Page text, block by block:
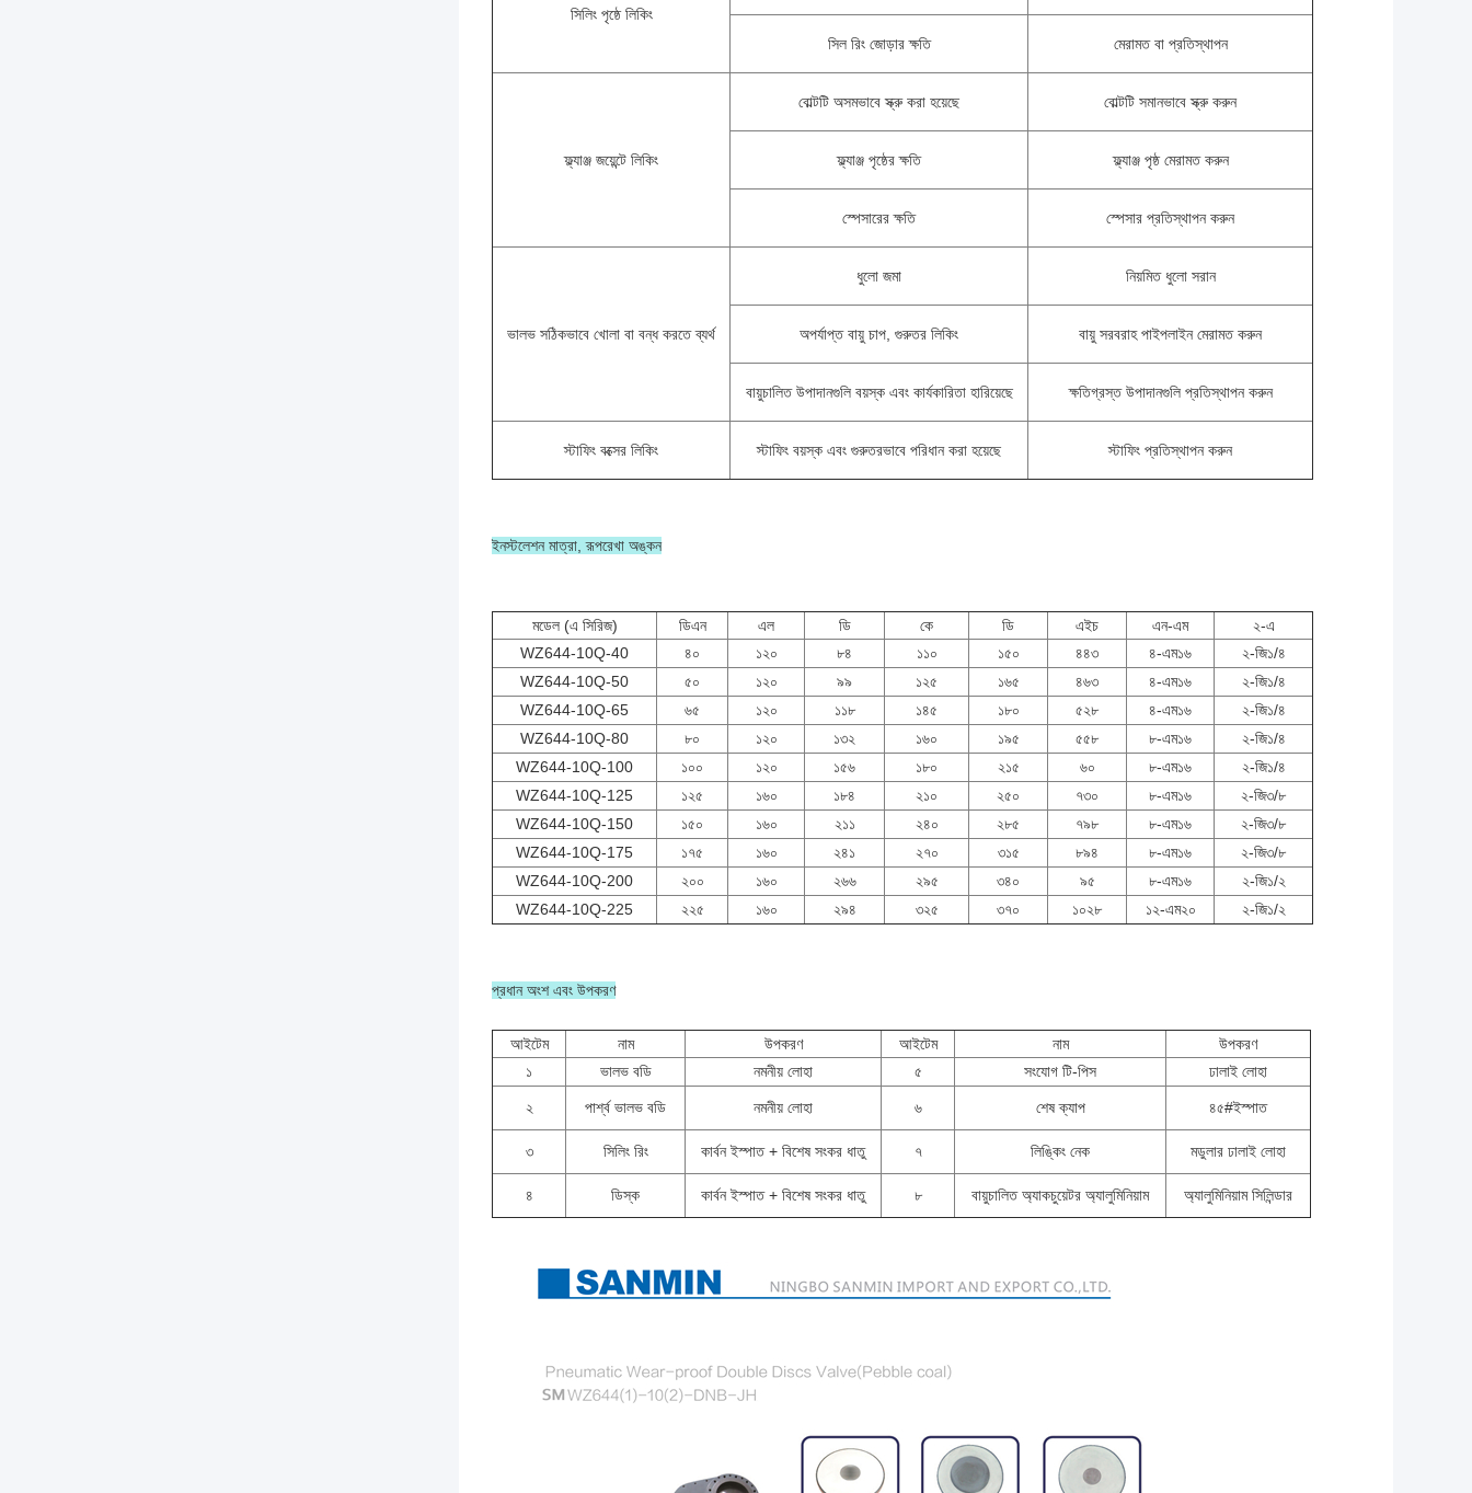
সিলিং পৃষ্ঠে লিকিং
সিল রিং জোড়ার ক্ষতি মেরামত বা প্রতিস্থাপন
ফ্ল্যাঞ্জ জয়েন্টে লিকিং
বোল্টটি অসমভাবে স্ক্রু করা হয়েছে বোল্টটি সমানভাবে স্ক্রু করুন
ফ্ল্যাঞ্জ পৃষ্ঠের ক্ষতি ফ্ল্যাঞ্জ পৃষ্ঠ মেরামত করুন
স্পেসারের ক্ষতি স্পেসার প্রতিস্থাপন করুন
ভালভ সঠিকভাবে খোলা বা বন্ধ করতে ব্যর্থ
ধুলো জমা নিয়মিত ধুলো সরান
অপর্যাপ্ত বায়ু চাপ, গুরুতর লিকিং বায়ু সরবরাহ পাইপলাইন মেরামত করুন
বায়ুচালিত উপাদানগুলি বয়স্ক এবং কার্যকারিতা হারিয়েছে ক্ষতিগ্রস্ত উপাদানগুলি প্রতিস্থাপন করুন
স্টাফিং বক্সের লিকিং স্টাফিং বয়স্ক এবং গুরুতরভাবে পরিধান করা হয়েছে স্টাফিং প্রতিস্থাপন করুন
ইনস্টলেশন মাত্রা, রূপরেখা অঙ্কন
মডেল (এ সিরিজ) ডিএন এল ডি কে ডি এইচ এন-এম
২-এ
WZ644-10Q-40
৪০ ১২০ ৮৪ ১১০ ১৫০ ৪৪৩ ৪-এম১৬
২-জি১/৪
WZ644-10Q-50
৫০ ১২০ ৯৯ ১২৫ ১৬৫ ৪৬৩ ৪-এম১৬
২-জি১/৪
WZ644-10Q-65
৬৫ ১২০ ১১৮ ১৪৫ ১৮০ ৫২৮ ৪-এম১৬
২-জি১/৪
WZ644-10Q-80
৮০ ১২০ ১৩২ ১৬০ ১৯৫ ৫৫৮ ৮-এম১৬
২-জি১/৪
WZ644-10Q-100
১০০ ১২০ ১৫৬ ১৮০ ২১৫ ৬০ ৮-এম১৬
২-জি১/৪
WZ644-10Q-125
১২৫ ১৬০ ১৮৪ ২১০ ২৫০ ৭৩০ ৮-এম১৬
২-জি৩/৮
WZ644-10Q-150
১৫০ ১৬০ ২১১ ২৪০ ২৮৫ ৭৯৮ ৮-এম১৬
২-জি৩/৮
WZ644-10Q-175
১৭৫ ১৬০ ২৪১ ২৭০ ৩১৫ ৮৯৪ ৮-এম১৬
২-জি৩/৮
WZ644-10Q-200
২০০ ১৬০ ২৬৬ ২৯৫ ৩৪০ ৯৫ ৮-এম১৬
২-জি১/২
WZ644-10Q-225
২২৫ ১৬০ ২৯৪ ৩২৫ ৩৭০ ১০২৮ ১২-এম২০ ২-জি১/২
প্রধান অংশ এবং উপকরণ
আইটেম নাম উপকরণ আইটেম নাম
উপকরণ
১
ভালভ বডি নমনীয় লোহা ৫ সংযোগ টি-পিস ঢালাই লোহা
২ পার্শ্ব ভালভ বডি নমনীয় লোহা ৬ শেষ ক্যাপ ৪৫#ইস্পাত
৩ সিলিং রিং কার্বন ইস্পাত + বিশেষ সংকর ধাতু ৭ লিঙ্কিং নেক মডুলার ঢালাই লোহা
৪ ডিস্ক কার্বন ইস্পাত + বিশেষ সংকর ধাতু ৮ বায়ুচালিত অ্যাকচুয়েটর অ্যালুমিনিয়াম অ্যালুমিনিয়াম সিলিন্ডার